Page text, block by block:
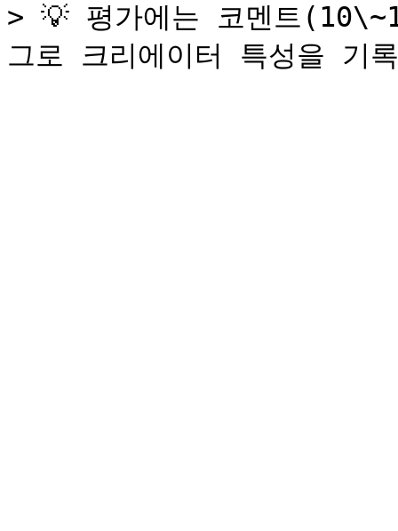
> 💡 평가에는 코멘트